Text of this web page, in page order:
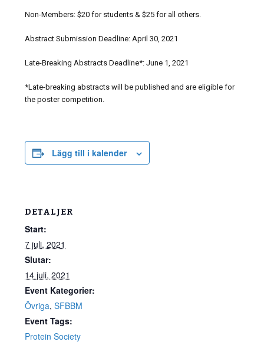
Non-Members: $20 for students & $25 for all others.
Abstract Submission Deadline: April 30, 2021
Late-Breaking Abstracts Deadline*: June 1, 2021
*Late-breaking abstracts will be published and are eligible for
the poster competition.
Lägg till i kalender
DETALJER
Start:
7 juli, 2021
Slutar:
14 juli, 2021
Event Kategorier:
Övriga,SFBBM
Event Tags:
Protein Society